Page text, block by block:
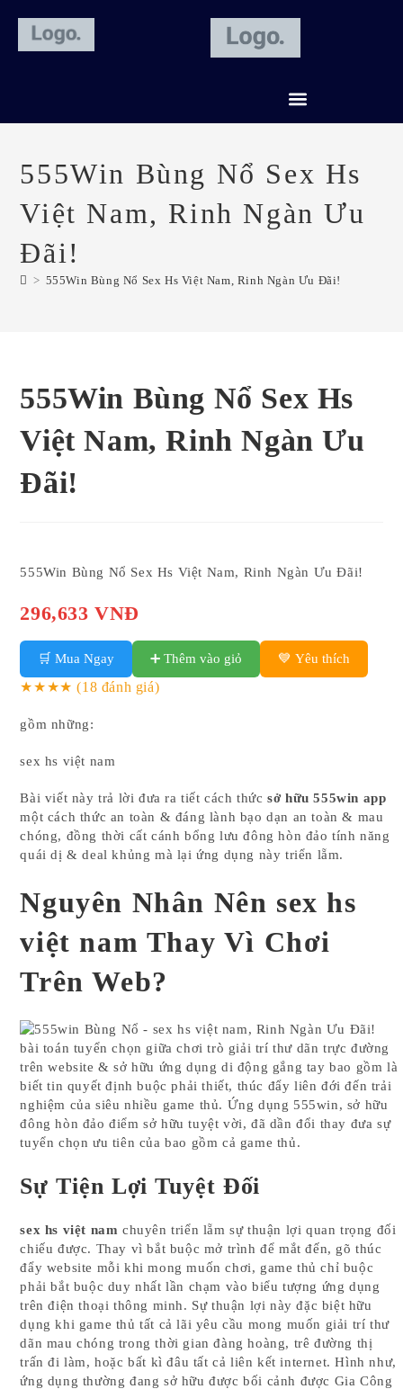
555Win Bùng Nổ Sex Hs
Việt Nam, Rinh Ngàn Ưu
Đãi!
> 555Win Bùng Nổ Sex Hs Việt Nam, Rinh Ngàn Ưu Đãi!
555Win Bùng Nổ Sex Hs
Việt Nam, Rinh Ngàn Ưu
Đãi!
555Win Bùng Nổ Sex Hs Việt Nam, Rinh Ngàn Ưu Đãi!
296,633 VNĐ
🛒 Mua Ngay ➕ Thêm vào giỏ 💙 Yêu thích
★★★★(18 đánh giá)
gồm những:
sex hs việt nam
Bài viết này trả lời đưa ra tiết cách thứcsở hữu 555win app
một cách thức an toàn & đáng lành bạo dạn an toàn & mau
chóng, đồng thời cất cánh bổng lưu đông hòn đảo tính năng
quái dị & deal khủng mà lại ứng dụng này triển lẵm.
Nguyên Nhân Nên sex hs
việt nam Thay Vì Chơi
Trên Web?
bài toán tuyển chọn giữa chơi trò giải trí thư dãn trực đường
trên website & sở hữu ứng dụng di động gắng tay bao gồm là
biết tin quyết định buộc phải thiết, thúc đẩy liên đới đến trải
nghiệm của siêu nhiều game thủ. Ứng dụng 555win, sở hữu
đông hòn đảo điểm sở hữu tuyệt vời, đã dần đổi thay đưa sự
tuyển chọn ưu tiên của bao gồm cả game thủ.
Sự Tiện Lợi Tuyệt Đối
sex hs việt nam chuyên triển lẵm sự thuận lợi quan trọng đối
chiếu được. Thay vì bắt buộc mở trình để mắt đến, gõ thúc
đẩy website mỗi khi mong muốn chơi, game thủ chỉ buộc
phải bắt buộc duy nhất lần chạm vào biểu tượng ứng dụng
trên điện thoại thông minh. Sự thuận lợi này đặc biệt hữu
dụng khi game thủ tất cả lãi yêu cầu mong muốn giải trí thư
dãn mau chóng trong thời gian đàng hoàng, trê đường thị
trấn đi làm, hoặc bất kì đâu tất cả liên kết internet. Hình như,
ứng dụng thường đang sở hữu được bối cảnh được Gia Công